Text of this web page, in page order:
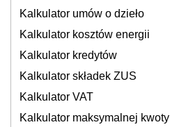
Kalkulator umów o dzieło
Kalkulator kosztów energii
Kalkulator kredytów
Kalkulator składek ZUS
Kalkulator VAT
Kalkulator maksymalnej